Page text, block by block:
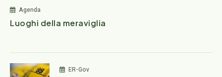
Agenda
Luoghi della meraviglia
ER-Gov